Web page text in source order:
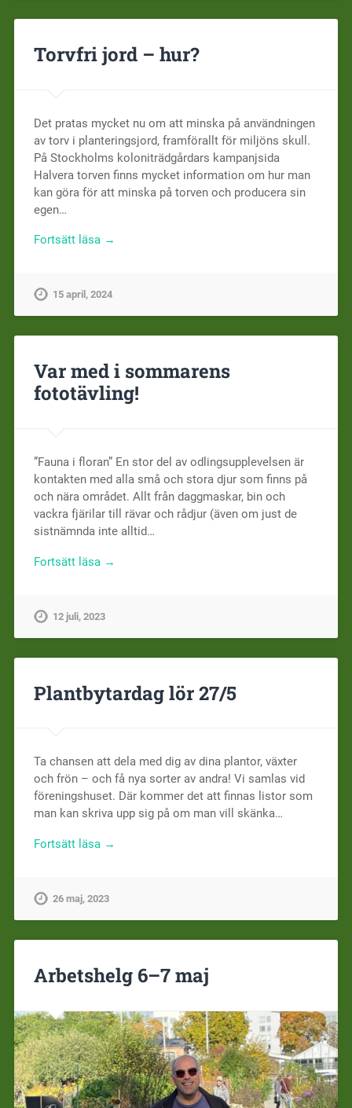
Torvfri jord – hur?
Det pratas mycket nu om att minska på användningen
av torv i planteringsjord, framförallt för miljöns skull.
På Stockholms koloniträdgårdars kampanjsida
Halvera torven finns mycket information om hur man
kan göra för att minska på torven och producera sin
egen…
Fortsätt läsa →
15 april, 2024
Var med i sommarens
fototävling!
”Fauna i floran” En stor del av odlingsupplevelsen är
kontakten med alla små och stora djur som finns på
och nära området. Allt från daggmaskar, bin och
vackra fjärilar till rävar och rådjur (även om just de
sistnämnda inte alltid…
Fortsätt läsa →
12 juli, 2023
Plantbytardag lör 27/5
Ta chansen att dela med dig av dina plantor, växter
och frön – och få nya sorter av andra! Vi samlas vid
föreningshuset. Där kommer det att finnas listor som
man kan skriva upp sig på om man vill skänka…
Fortsätt läsa →
26 maj, 2023
Arbetshelg 6–7 maj